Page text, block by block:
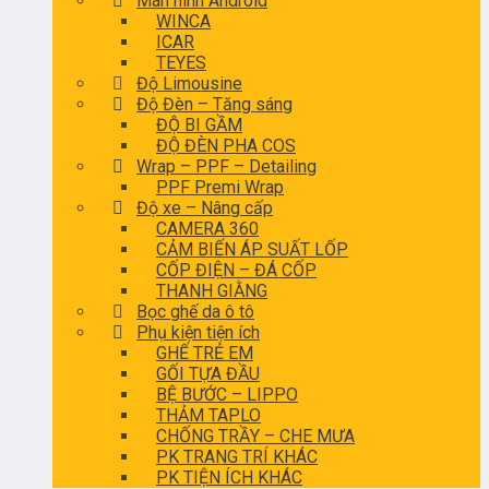
WINCA
ICAR
TEYES
Độ Limousine
Độ Đèn – Tăng sáng
ĐỘ BI GẦM
ĐỘ ĐÈN PHA COS
Wrap – PPF – Detailing
PPF Premi Wrap
Độ xe – Nâng cấp
CAMERA 360
CẢM BIẾN ÁP SUẤT LỐP
CỐP ĐIỆN – ĐÁ CỐP
THANH GIẰNG
Bọc ghế da ô tô
Phụ kiện tiện ích
GHẾ TRẺ EM
GỐI TỰA ĐẦU
BỆ BƯỚC – LIPPO
THẢM TAPLO
CHỐNG TRẦY – CHE MƯA
PK TRANG TRÍ KHÁC
PK TIỆN ÍCH KHÁC